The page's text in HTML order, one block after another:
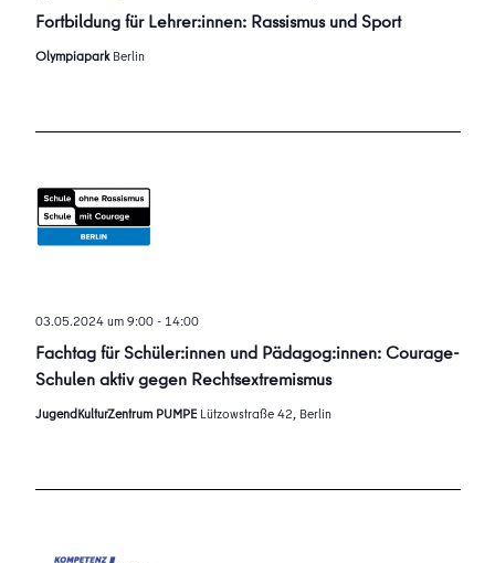
Fortbildung für Lehrer:innen: Rassismus und Sport
OlympiaparkBerlin
Fachtag für Schüler:innen und Pädagog:innen: Courage-
Schulen aktiv gegen Rechtsextremismus
03.05.2024 um 9:00- 14:00
JugendKulturZentrum PUMPE Lützowstraße 42, Berlin